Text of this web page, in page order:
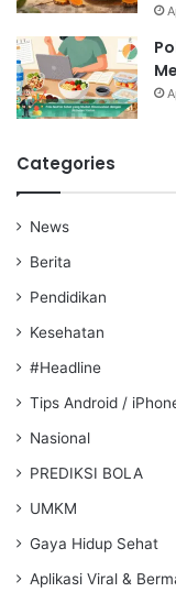
Categories
News
Berita
Pendidikan
Kesehatan
#Headline
Tips Android /
Nasional
PREDIKSI BOLA
UMKM
Gaya Hidup Sehat
Aplikasi Viral &